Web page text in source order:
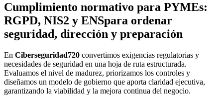
Cumplimiento normativo para PYMEs:
RGPD, NIS2 y ENSpara ordenar
seguridad, dirección y preparación
En Ciberseguridad720 convertimos exigencias regulatorias y
necesidades de seguridad en una hoja de ruta estructurada.
Evaluamos el nivel de madurez, priorizamos los controles y
diseñamos un modelo de gobierno que aporta claridad ejecutiva,
garantizando la viabilidad y la mejora continua del negocio.